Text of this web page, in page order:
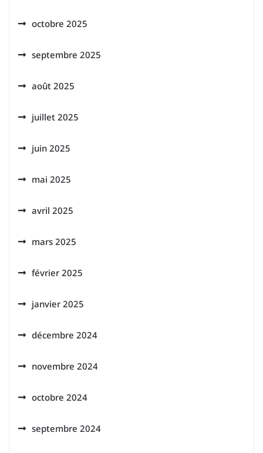
octobre 2025
septembre 2025
août 2025
juillet 2025
juin 2025
mai 2025
avril 2025
mars 2025
février 2025
janvier 2025
décembre 2024
novembre 2024
octobre 2024
septembre 2024